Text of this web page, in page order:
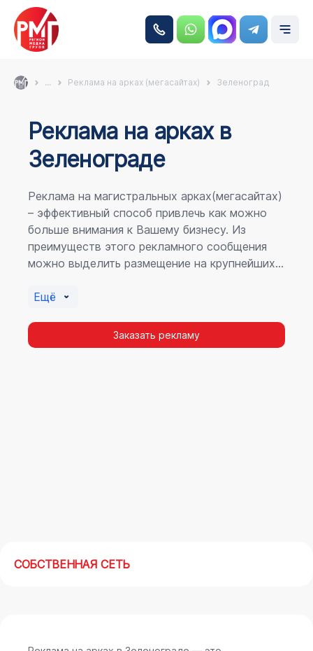
... Реклама на арках (мегасайтах) Зеленоград
Реклама на аркаx в
Зеленограде
Реклама на магистральных арках(мегасайтах)
– эффективный способ привлечь как можно
больше внимания к Вашему бизнесу. Из
преимуществ этого рекламного сообщения
можно выделить размещение на крупнейших
пешеходному потоку расположение в прямой
повторных контактов.
Ещё
Заказать рекламу
СОБСТВЕННАЯ СЕТЬ